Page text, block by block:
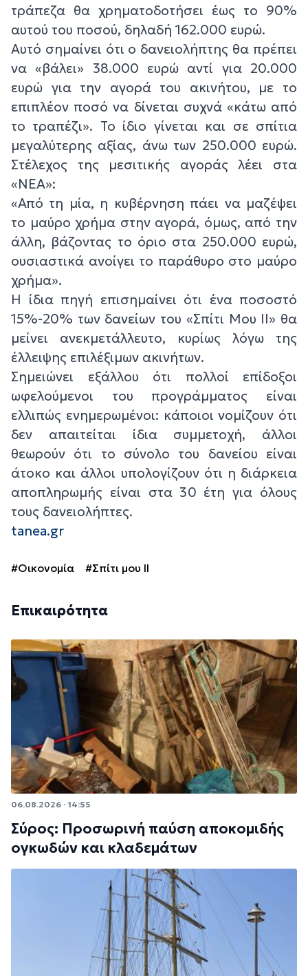
τράπεζα θα χρηματοδοτήσει έως το 90%
αυτού του ποσού, δηλαδή 162.000 ευρώ.
Αυτό σημαίνει ότι ο δανειολήπτης θα πρέπει
να «βάλει» 38.000 ευρώ αντί για 20.000
ευρώ για την αγορά του ακινήτου, με το
επιπλέον ποσό να δίνεται συχνά «κάτω από
το τραπέζι». Το ίδιο γίνεται και σε σπίτια
μεγαλύτερης αξίας, άνω των 250.000 ευρώ.
Στέλεχος της μεσιτικής αγοράς λέει στα
«ΝΕΑ»:
«Από τη μία, η κυβέρνηση πάει να μαζέψει
το μαύρο χρήμα στην αγορά, όμως, από την
άλλη, βάζοντας το όριο στα 250.000 ευρώ,
ουσιαστικά ανοίγει το παράθυρο στο μαύρο
χρήμα».
Η ίδια πηγή επισημαίνει ότι ένα ποσοστό
15%-20% των δανείων του «Σπίτι Μου ΙΙ» θα
μείνει ανεκμετάλλευτο, κυρίως λόγω της
έλλειψης επιλέξιμων ακινήτων.
Σημειώνει εξάλλου ότι πολλοί επίδοξοι
ωφελούμενοι του προγράμματος είναι
ελλιπώς ενημερωμένοι: κάποιοι νομίζουν ότι
δεν απαιτείται ίδια συμμετοχή, άλλοι
θεωρούν ότι το σύνολο του δανείου είναι
άτοκο και άλλοι υπολογίζουν ότι η διάρκεια
αποπληρωμής είναι στα 30 έτη για όλους
τους δανειολήπτες.
tanea.gr
#Οικονομία #Σπίτι μου ΙΙ
Επικαιρότητα
06.08.2026 · 14:55
Σύρος: Προσωρινή παύση αποκομιδής
ογκωδών και κλαδεμάτων